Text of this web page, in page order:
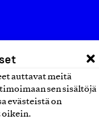
auttavat meitä
sen sisältöjä
evästeistä on
oikein.